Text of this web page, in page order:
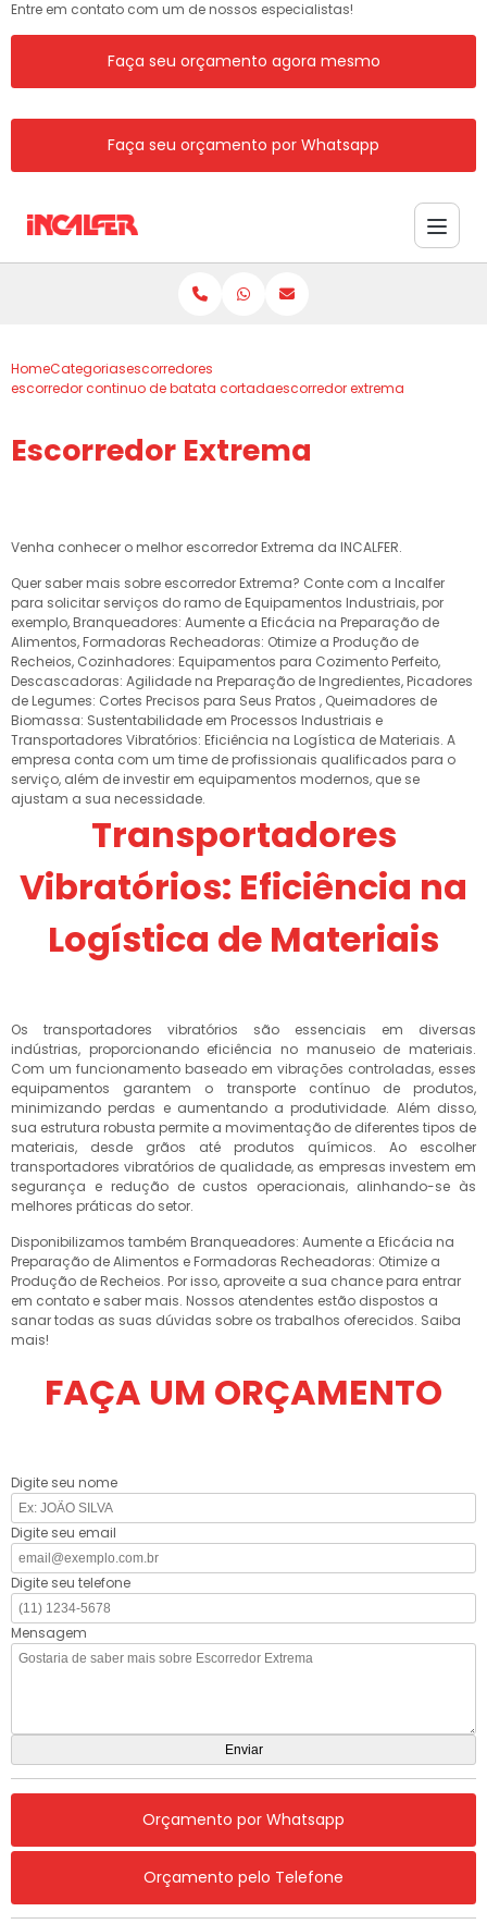
Entre em contato com um de nossos especialistas!
Faça seu orçamento agora mesmo
Faça seu orçamento por Whatsapp
HomeCategoriasescorredores
escorredor continuo de batata cortadaescorredor extrema
Escorredor Extrema
Venha conhecer o melhor escorredor Extrema da INCALFER.
Quer saber mais sobre escorredor Extrema? Conte com a Incalfer
para solicitar serviços do ramo de Equipamentos Industriais, por
exemplo, Branqueadores: Aumente a Eficácia na Preparação de
Alimentos, Formadoras Recheadoras: Otimize a Produção de
Recheios, Cozinhadores: Equipamentos para Cozimento Perfeito,
Descascadoras: Agilidade na Preparação de Ingredientes, Picadores
de Legumes: Cortes Precisos para Seus Pratos , Queimadores de
Biomassa: Sustentabilidade em Processos Industriais e
Transportadores Vibratórios: Eficiência na Logística de Materiais. A
empresa conta com um time de profissionais qualificados para o
serviço, além de investir em equipamentos modernos, que se
ajustam a sua necessidade.
Transportadores
Vibratórios: Eficiência na
Logística de Materiais
Os transportadores vibratórios são essenciais em diversas
indústrias, proporcionando eficiência no manuseio de materiais.
Com um funcionamento baseado em vibrações controladas, esses
equipamentos garantem o transporte contínuo de produtos,
minimizando perdas e aumentando a produtividade. Além disso,
sua estrutura robusta permite a movimentação de diferentes tipos de
materiais, desde grãos até produtos químicos. Ao escolher
transportadores vibratórios de qualidade, as empresas investem em
segurança e redução de custos operacionais, alinhando-se às
melhores práticas do setor.
Disponibilizamos também Branqueadores: Aumente a Eficácia na
Preparação de Alimentos e Formadoras Recheadoras: Otimize a
Produção de Recheios. Por isso, aproveite a sua chance para entrar
em contato e saber mais. Nossos atendentes estão dispostos a
sanar todas as suas dúvidas sobre os trabalhos oferecidos. Saiba
mais!
FAÇA UM ORÇAMENTO
Digite seu nome
Digite seu email
Digite seu telefone
Mensagem
Orçamento por Whatsapp
Orçamento pelo Telefone